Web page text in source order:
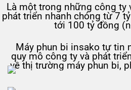
Là một trong những công ty
phát triển nhanh chóng từ 7
tới 100 tỷ đồng
Máy phun bi insako tự tin
quy mô công ty và phát
về thị trường máy phun bi,